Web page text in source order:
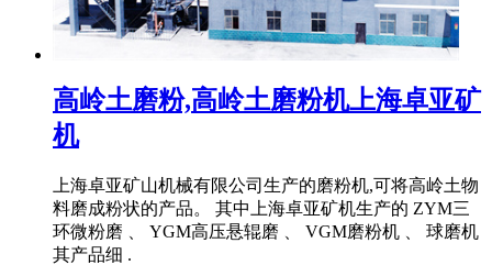
高岭土磨粉,高岭土磨粉机上海卓亚矿
机
上海卓亚矿山机械有限公司生产的磨粉机,可将高岭土物
料磨成粉状的产品。 其中上海卓亚矿机生产的 ZYM三
环微粉磨 、 YGM高压悬辊磨 、 VGM磨粉机 、 球磨机
其产品细 .